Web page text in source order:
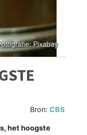
Bron:CBS
het hoogste